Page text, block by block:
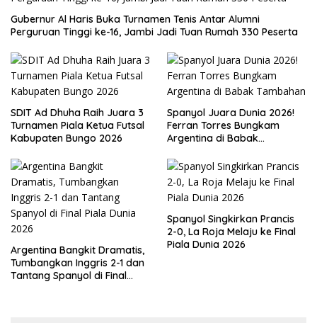
Gubernur Al Haris Buka Turnamen Tenis Antar Alumni
Perguruan Tinggi ke-16, Jambi Jadi Tuan Rumah 330 Peserta
SDIT Ad Dhuha Raih Juara 3
Turnamen Piala Ketua Futsal
Kabupaten Bungo 2026
Spanyol Juara Dunia 2026!
Ferran Torres Bungkam
Argentina di Babak
Argentina Bangkit Dramatis,
Tumbangkan Inggris 2-1 dan
Tantang Spanyol di Final
Spanyol Singkirkan Prancis
2-0, La Roja Melaju ke Final
Piala Dunia 2026